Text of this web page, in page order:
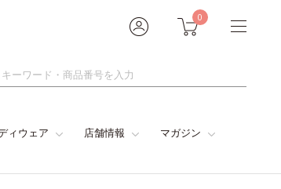
0
検
ィウェア 店舗情報 マガジン